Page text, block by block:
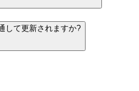
して更新されますか?